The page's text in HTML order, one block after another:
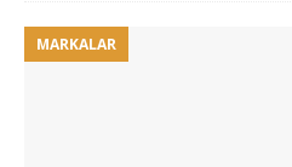
MARKALAR